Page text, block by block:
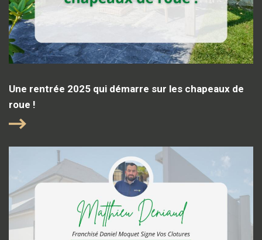
Une rentrée 2025 qui démarre sur les chapeaux de
roue !